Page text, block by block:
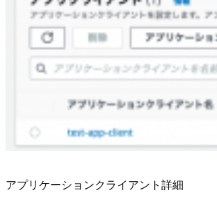
アプリケーションクライアント詳細